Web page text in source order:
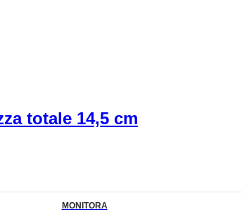
totale 14,5 cm
MONITORA